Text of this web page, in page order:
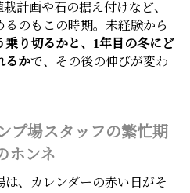
計画や石の据え付けなど、
のもこの時期。未経験から
乗り切るかと、1年目の冬にど
るかで、その後の伸びが変わ
プ場スタッフの繁忙期
ホンネ
、カレンダーの赤い日がそ